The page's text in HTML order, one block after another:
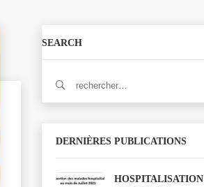
SEARCH
DERNIÈRES PUBLICATIONS
HOSPITALISATION